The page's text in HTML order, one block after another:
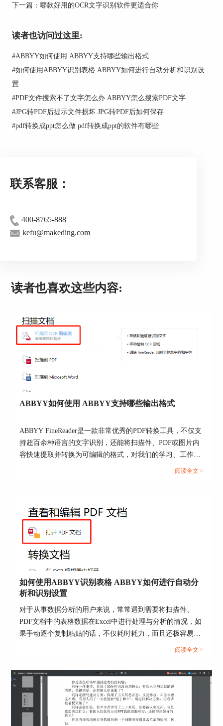
示即为该软件的主界面，软件的主打功能即为首页
所展示的图片和PDF转化，支持将图片或PDF文件
转化为Excel、Word或PPT等文件。
由于此次的目的是将图中的表格转换成Excel
文件，因此选择第一个选项——转换成Microsoft
Excel。
之后会出现如图3所示界面，在该界面中，大
件的保留格式进行设置，可以选择保存格式化文本
或纯文本。
2.OCR语言选择：可以选择OCR识别的语言类
型，除了常见的中文和英文外，还有法语、德语、
西班牙语等小语种可供选择。
3.选择是否保留表格中的图片，以及在PDF文
件中，是否为每一页创建一个单独的表。
设置完后即可开始转化，此时会出现一个保存
界面，为随后转化的Excel选择保存位置，选择好
后就可以静待成果啦！
致，且内容没有出入。
下一篇： 哪款好用的OCR文字识别软件更适合你
读者也访问过这里:
#ABBYY如何使用 ABBYY支持哪些输出格式
#如何使用ABBYY识别表格 ABBYY如何进行自动分析和识别设
置
#PDF文件搜索不了文字怎么办 ABBYY怎么搜索PDF文字
#JPG转PDF后提示文件损坏 JPG转PDF后如何保存
#pdf转换成ppt怎么做 pdf转换成ppt的软件有哪些
联系客服：
400-8765-888
kefu@makeding.com
读者也喜欢这些内容:
ABBYY如何使用 ABBYY支持哪些输出格式
ABBYY FineReader是一款非常优秀的PDF转换工具，不仅支
持超百余种语言的文字识别，还能将扫描件、PDF或图片内
容快速提取并转换为可编辑的格式，对我们的学习、工作非
常有帮助。接下来本文将详细为大家介绍ABBYY如何使
阅读全文 >
如何使用ABBYY识别表格 ABBYY如何进行自动分
析和识别设置
对于从事数据分析的用户来说，常常遇到需要将扫描件、
PDF文档中的表格数据在Excel中进行处理与分析的情况，如
果手动逐个复制粘贴的话，不仅耗时耗力，而且还极容易出
错。在这里我们可以使用ABBYY FineReader软件来进行操
如何进行自动分析和识别设置的内容为大家展开介绍。...
阅读全文 >